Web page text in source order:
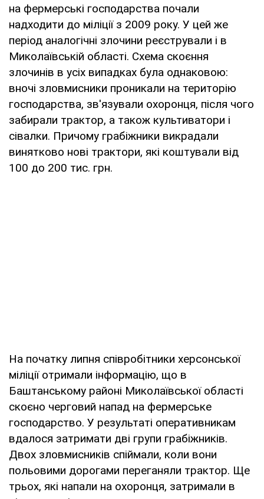
на фермерські господарства почали
надходити до міліції з 2009 року. У цей же
період аналогічні злочини реєстрували і в
Миколаївській області. Схема скоєння
злочинів в усіх випадках була однаковою:
вночі зловмисники проникали на територію
господарства, зв'язували охоронця, після чого
забирали трактор, а також культиватори і
сівалки. Причому грабіжники викрадали
винятково нові трактори, які коштували від
100 до 200 тис. грн.
На початку липня співробітники херсонської
міліції отримали інформацію, що в
Баштанському районі Миколаївської області
скоєно черговий напад на фермерське
господарство. У результаті оперативникам
вдалося затримати дві групи грабіжників.
Двох зловмисників спіймали, коли вони
польовими дорогами переганяли трактор. Ще
трьох, які напали на охоронця, затримали в